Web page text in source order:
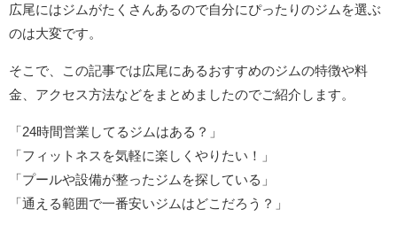
広尾にはジムがたくさんあるので自分にぴったりのジムを選ぶ
のは大変です。
そこで、この記事では広尾にあるおすすめのジムの特徴や料
金、アクセス方法などをまとめましたのでご紹介します。
「24時間営業してるジムはある？」
「フィットネスを気軽に楽しくやりたい！」
「プールや設備が整ったジムを探している」
「通える範囲で一番安いジムはどこだろう？」